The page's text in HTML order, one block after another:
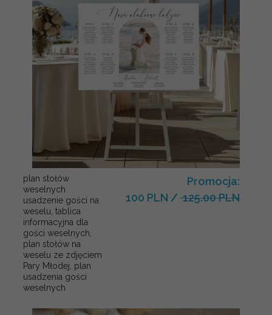
plan stołów
weselnych
usadzenie gości na
weselu, tablica
informacyjna dla
gości weselnych,
plan stołów na
weselu ze zdjęciem
Pary Młodej, plan
usadzenia gości
weselnych
Promocja:
100 PLN / 125.00 PLN